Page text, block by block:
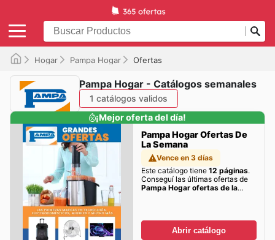
Hogar Pampa Hogar Ofertas
Pampa Hogar - Catálogos semanales
1 catálogos validos
¡Mejor oferta del día!
Pampa Hogar Ofertas De
La Semana
Vence en 3 días
Este catálogo tiene 12 páginas.
Conseguí las últimas ofertas de
Pampa Hogar ofertas de la
Abrir catálogo